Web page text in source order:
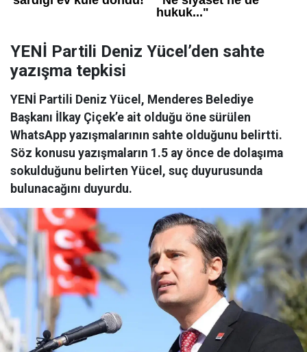
YENİ Partili Deniz Yücel’den sahte
yazışma tepkisi
YENİ Partili Deniz Yücel, Menderes Belediye
Başkanı İlkay Çiçek’e ait olduğu öne sürülen
WhatsApp yazışmalarının sahte olduğunu belirtti.
Söz konusu yazışmaların 1.5 ay önce de dolaşıma
sokulduğunu belirten Yücel, suç duyurusunda
bulunacağını duyurdu.